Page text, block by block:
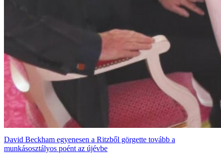
David Beckham egyenesen a Ritzből görgette tovább a
munkásosztályos poént az újévbe